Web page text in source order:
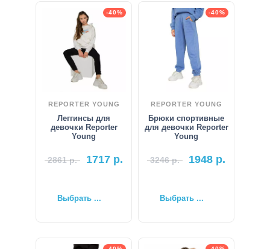
-40%
REPORTER YOUNG
Леггинсы для
девочки Reporter
Young
2861р. 1717 р.
Выбрать ...
-40%
REPORTER YOUNG
Брюки спортивные
для девочки Reporter
Young
3246р. 1948 р.
Выбрать ...